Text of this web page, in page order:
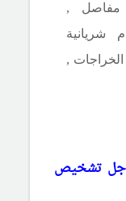
مفاصل ,
شريانية
الخراجات ,
أجل تشخيص